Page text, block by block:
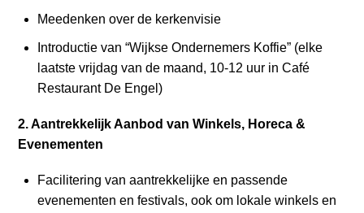
Meedenken over de kerkenvisie
Introductie van “Wijkse Ondernemers Koffie” (elke
laatste vrijdag van de maand, 10-12 uur in Café
Restaurant De Engel)
2. Aantrekkelijk Aanbod van Winkels, Horeca &
Evenementen
Facilitering van aantrekkelijke en passende
evenementen en festivals, ook om lokale winkels en